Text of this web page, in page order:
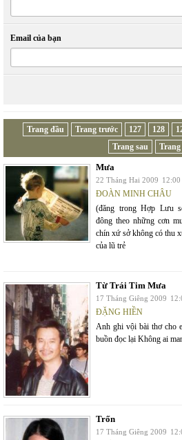
Email của bạn
Trang đầu Trang trước 127 128
Trang sau
Trang
Mưa
22 Tháng Hai 2009 12:00
ĐOÀN MINH CHÂU
(đăng trong Hợp Lưu
đông theo những cơn
chín xứ sở không có thu
của lũ trẻ
Từ Trái Tim Mưa
17 Tháng Giêng 2009
ĐẶNG HIỀN
Anh ghi vội bài thơ cho
buồn đọc lại Không ai
Trốn
17 Tháng Giêng 2009